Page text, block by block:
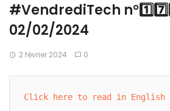
#VendrediTech
02/02/2024
2 février 2024 0
Click here to read in English